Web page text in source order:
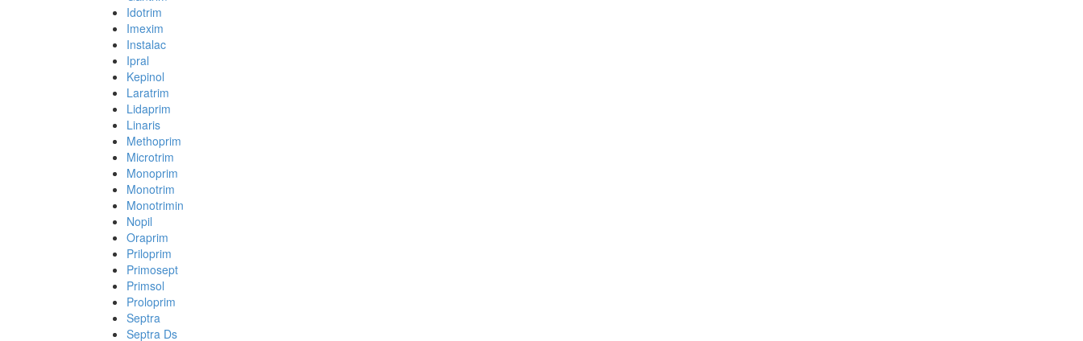
Idotrim
Imexim
Instalac
Ipral
Kepinol
Laratrim
Lidaprim
Linaris
Methoprim
Microtrim
Monoprim
Monotrim
Monotrimin
Nopil
Oraprim
Priloprim
Primosept
Primsol
Proloprim
Septra
Septra Ds